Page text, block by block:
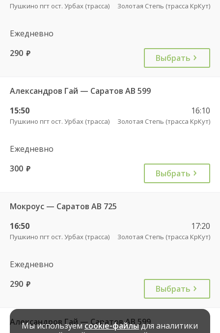
Пушкино пгт ост. Урбах (трасса) Золотая Степь (трасса КрКут)
Ежедневно
290 руб. Выбрать
Александров Гай — Саратов АВ 599
15:50
Пушкино пгт ост. Урбах (трасса)
16:10
Золотая Степь (трасса КрКут)
Ежедневно
300 руб. Выбрать
Мокроус — Саратов АВ 725
16:50
Пушкино пгт ост. Урбах (трасса)
17:20
Золотая Степь (трасса КрКут)
Ежедневно
290 руб. Выбрать
Александров Гай — Саратов АВ 599
Мы используемcookie-файлыдля аналитики